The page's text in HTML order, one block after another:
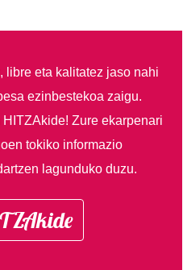
libre eta kalitatez jaso nahi
ezinbestekoa zaigu.
HITZAkide!Zure ekarpenari
tokiko informazio
lagunduko duzu.